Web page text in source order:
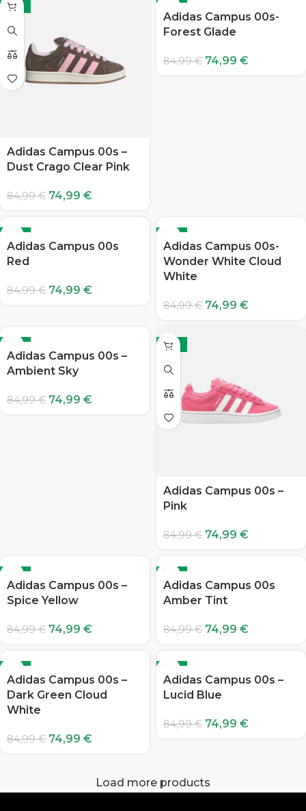
-12%
Adidas Campus 00s –
Dust Crago Clear Pink
84,99€ 74,99 €
-12%
Adidas Campus 00s-
Forest Glade
84,99€ 74,99 €
-12%
Adidas Campus 00s
Red
84,99€ 74,99 €
-12%
Adidas Campus 00s-
Wonder White Cloud
White
84,99€ 74,99 €
-12%
Adidas Campus 00s –
Ambient Sky
84,99€ 74,99 €
-12%
Adidas Campus 00s –
Pink
84,99€ 74,99 €
-12%
Adidas Campus 00s –
Spice Yellow
84,99€ 74,99 €
-12%
Adidas Campus 00s
Amber Tint
84,99€ 74,99 €
-12%
Adidas Campus 00s –
Dark Green Cloud
White
84,99€ 74,99 €
-12%
Adidas Campus 00s –
Lucid Blue
84,99€ 74,99 €
Load more products